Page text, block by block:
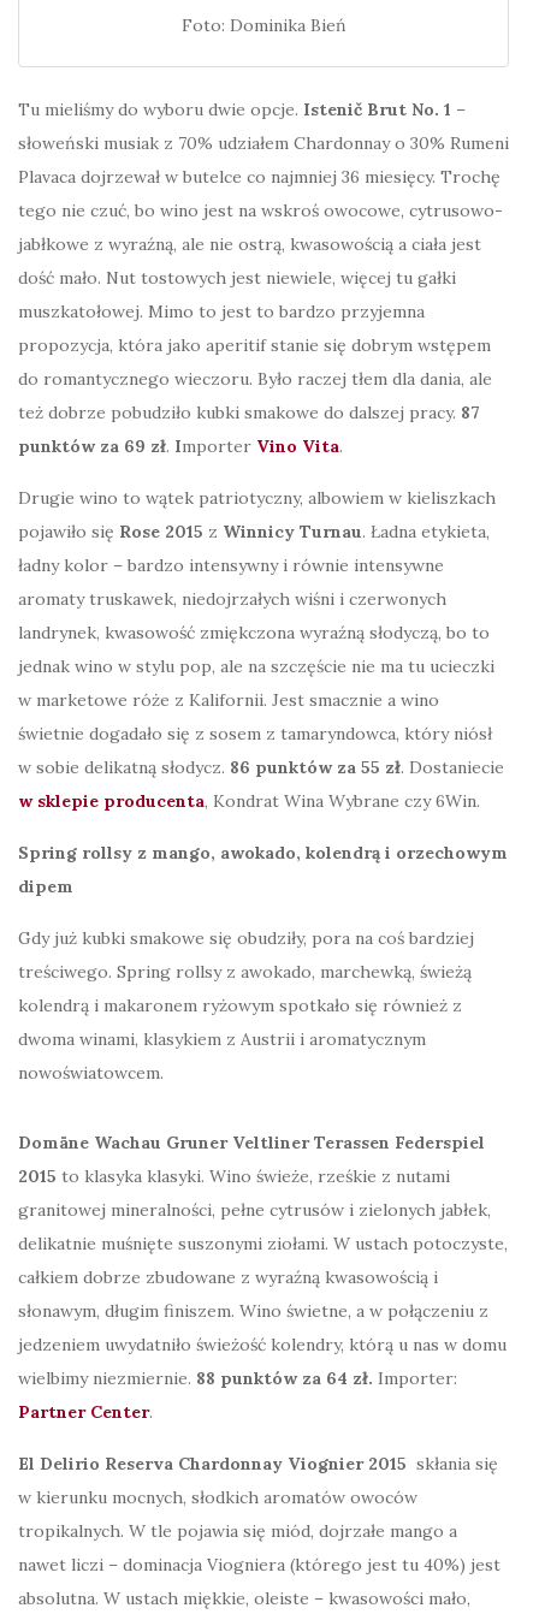
Foto: Dominika Bień
Tu mieliśmy do wyboru dwie opcje. Istenič Brut No. 1 –
słoweński musiak z 70% udziałem Chardonnay o 30% Rumeni
Plavaca dojrzewał w butelce co najmniej 36 miesięcy. Trochę
tego nie czuć, bo wino jest na wskroś owocowe, cytrusowo-
jabłkowe z wyraźną, ale nie ostrą, kwasowością a ciała jest
dość mało. Nut tostowych jest niewiele, więcej tu gałki
muszkatołowej. Mimo to jest to bardzo przyjemna
propozycja, która jako aperitif stanie się dobrym wstępem
do romantycznego wieczoru. Było raczej tłem dla dania, ale
też dobrze pobudziło kubki smakowe do dalszej pracy. 87
punktów za 69 zł. Importer Vino Vita.
Drugie wino to wątek patriotyczny, albowiem w kieliszkach
pojawiło się Rose 2015 z Winnicy Turnau. Ładna etykieta,
ładny kolor – bardzo intensywny i równie intensywne
aromaty truskawek, niedojrzałych wiśni i czerwonych
landrynek, kwasowość zmiękczona wyraźną słodyczą, bo to
jednak wino w stylu pop, ale na szczęście nie ma tu ucieczki
w marketowe róże z Kalifornii. Jest smacznie a wino
świetnie dogadało się z sosem z tamaryndowca, który niósł
w sobie delikatną słodycz. 86 punktów za 55 zł. Dostaniecie
w sklepie producenta, Kondrat Wina Wybrane czy 6Win.
Spring rollsy z mango, awokado, kolendrą i orzechowym
dipem
Gdy już kubki smakowe się obudziły, pora na coś bardziej
treściwego. Spring rollsy z awokado, marchewką, świeżą
kolendrą i makaronem ryżowym spotkało się również z
dwoma winami, klasykiem z Austrii i aromatycznym
nowoświatowcem.
Domäne Wachau Gruner Veltliner Terassen Federspiel
2015 to klasyka klasyki. Wino świeże, rześkie z nutami
granitowej mineralności, pełne cytrusów i zielonych jabłek,
delikatnie muśnięte suszonymi ziołami. W ustach potoczyste,
całkiem dobrze zbudowane z wyraźną kwasowością i
słonawym, długim finiszem. Wino świetne, a w połączeniu z
jedzeniem uwydatniło świeżość kolendry, którą u nas w domu
wielbimy niezmiernie. 88 punktów za 64 zł. Importer:
Partner Center.
El Delirio Reserva Chardonnay Viognier 2015 skłania się
w kierunku mocnych, słodkich aromatów owoców
tropikalnych. W tle pojawia się miód, dojrzałe mango a
nawet liczi – dominacja Viogniera (którego jest tu 40%) jest
absolutna. W ustach miękkie, oleiste – kwasowości mało,